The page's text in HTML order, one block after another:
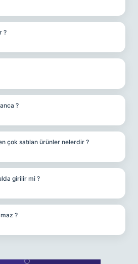
?
?
çok satılan ürünler nelerdir ?
girilir mi ?
?